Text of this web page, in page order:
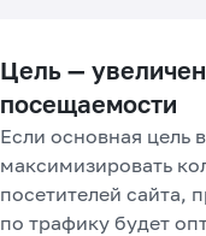
Цель —
посещаемости
Если основная цель
максимизировать
посетителей сайта,
по трафику будет